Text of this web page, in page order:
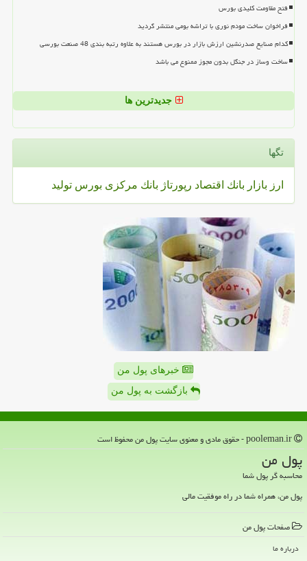
فتح مقاومت کلیدی بورس
فراخوان ساخت مودم نوری با تراشه بومی منتشر گردید
کدام صنایع صدرنشین ارزش بازار در بورس هستند به علاوه رتبه بندی 48 صنعت بورسی
ساخت وساز در جنگل بدون مجوز ممنوع می باشد
جدیدترین ها
تگها
ارز بازار بانك اقتصاد رپورتاژ بانك مركزی بورس تولید
خبرهای پول من
بازگشت به پول من
پول من
محاسبه گر پول شما
پول من، همراه شما در راه موفقیت مالی
صفحات پول من
درباره ما